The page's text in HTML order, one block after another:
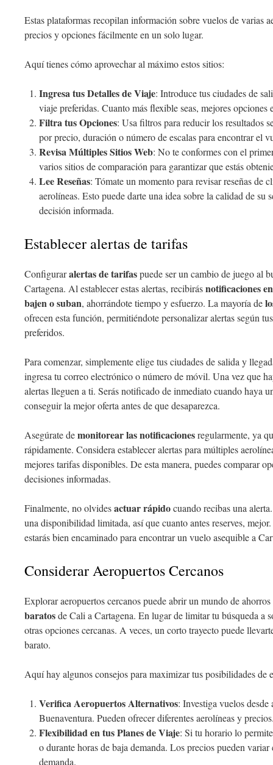
Estas plataformas recopilan información sobre vuelos de varias
precios y opciones fácilmente en un solo lugar.
Aquí tienes cómo aprovechar al máximo estos sitios:
Ingresa tus Detalles de Viaje: Introduce tus ciudades de
viaje preferidas. Cuanto más flexible seas, mejores opciones
Filtra tus Opciones: Usa filtros para reducir los resultados
por precio, duración o número de escalas para encontrar el
Revisa Múltiples Sitios Web: No te conformes con el
varios sitios de comparación para garantizar que estás
Lee Reseñas: Tómate un momento para revisar reseñas de
aerolíneas. Esto puede darte una idea sobre la calidad de su
decisión informada.
Establecer alertas de tarifas
Configuraralertas de tarifaspuede ser un cambio de juego al
Cartagena. Al establecer estas alertas, recibirásnotificaciones
bajen o suban, ahorrándote tiempo y esfuerzo. La mayoría de
ofrecen esta función, permitiéndote personalizar alertas según
preferidos.
Para comenzar, simplemente elige tus ciudades de salida y
ingresa tu correo electrónico o número de móvil. Una vez que
alertas lleguen a ti. Serás notificado de inmediato cuando haya
conseguir la mejor oferta antes de que desaparezca.
Asegúrate demonitorear las notificacionesregularmente, ya
rápidamente. Considera establecer alertas para múltiples
mejores tarifas disponibles. De esta manera, puedes comparar
decisiones informadas.
Finalmente, no olvidesactuar rápidocuando recibas una
una disponibilidad limitada, así que cuanto antes reserves,
estarás bien encaminado para encontrar un vuelo asequible a
Considerar Aeropuertos Cercanos
Explorar aeropuertos cercanos puede abrir un mundo de
baratosde Cali a Cartagena. En lugar de limitar tu búsqueda a
otras opciones cercanas. A veces, un corto trayecto puede
barato.
Aquí hay algunos consejos para maximizar tus posibilidades de
Verifica Aeropuertos Alternativos: Investiga vuelos
Buenaventura. Pueden ofrecer diferentes aerolíneas y
Flexibilidad en tus Planes de Viaje: Si tu horario lo
o durante horas de baja demanda. Los precios pueden
demanda.